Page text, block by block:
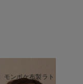
モンポケ布製ラト